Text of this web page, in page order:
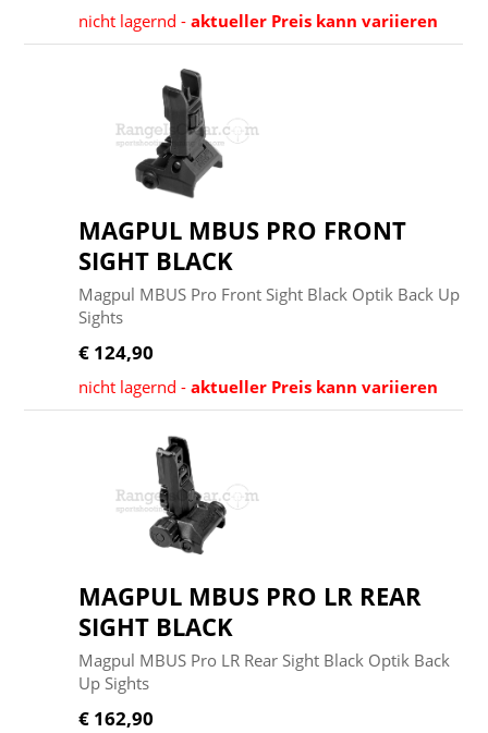
nicht lagernd -aktueller Preis kann variieren
MAGPUL MBUS PRO FRONT
SIGHT BLACK
Magpul MBUS Pro Front Sight Black Optik Back Up
Sights
€ 124,90
nicht lagernd -aktueller Preis kann variieren
MAGPUL MBUS PRO LR REAR
SIGHT BLACK
Magpul MBUS Pro LR Rear Sight Black Optik Back
Up Sights
€ 162,90